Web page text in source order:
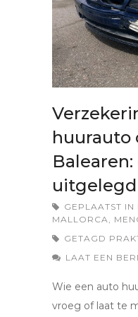
huurauto
uitgelegd
GEPLAATST IN
MALLORCA
GETAGD
LAAT EEN
Wie een auto
vroeg of laat te